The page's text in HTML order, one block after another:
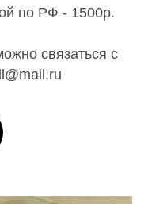
по РФ - 1500р.
связаться с